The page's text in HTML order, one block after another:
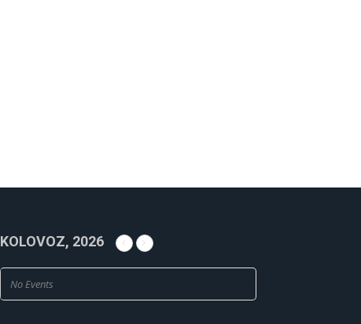
KOLOVOZ, 2026
No Events